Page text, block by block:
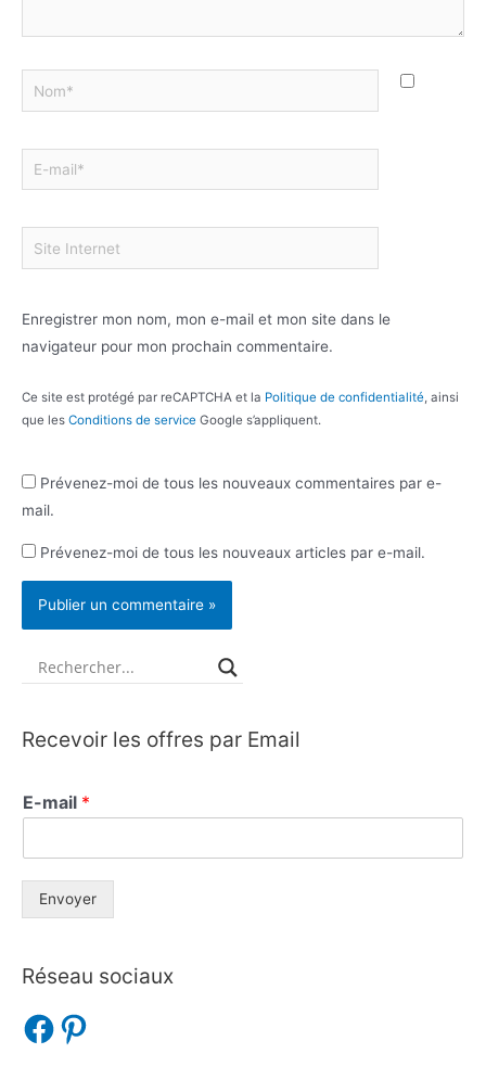
Enregistrer mon nom, mon e-mail et mon site dans le
navigateur pour mon prochain commentaire.
Ce site est protégé par reCAPTCHA et la Politique de confidentialité , ainsi
que les Conditions de service Google s’appliquent.
Prévenez-moi de tous les nouveaux commentaires par e-
mail.
Prévenez-moi de tous les nouveaux articles par e-mail.
Recevoir les offres par Email
E-mail *
Envoyer
Réseau sociaux